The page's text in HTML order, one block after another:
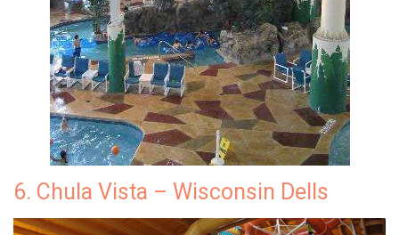
6. Chula Vista – Wisconsin Dells